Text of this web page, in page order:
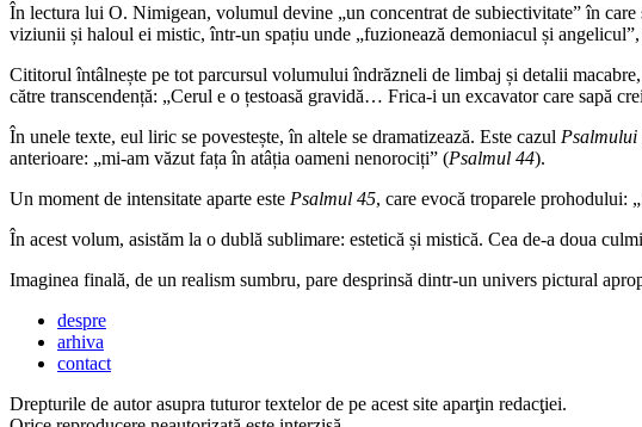
În lectura lui O. Nimigean, volumul devine „un concentrat de subiectivitate” în
viziunii și haloul ei mistic, într-un spațiu unde „fuzionează demoniacul și
Cititorul întâlnește pe tot parcursul volumului îndrăzneli de limbaj și detalii
către transcendență: „Cerul e o țestoasă gravidă… Frica-i un excavator care sapă
În unele texte, eul liric se povestește, în altele se dramatizează. Este cazul Psalmului
anterioare: „mi-am văzut fața în atâția oameni nenorociți” (Psalmul 44).
Un moment de intensitate aparte este Psalmul 45, care evocă troparele prohodului:
În acest volum, asistăm la o dublă sublimare: estetică și mistică. Cea de-a doua
Imaginea finală, de un realism sumbru, pare desprinsă dintr-un univers pictural
despre
arhiva
contact
Drepturile de autor asupra tuturor textelor de pe acest site aparţin redacţiei.